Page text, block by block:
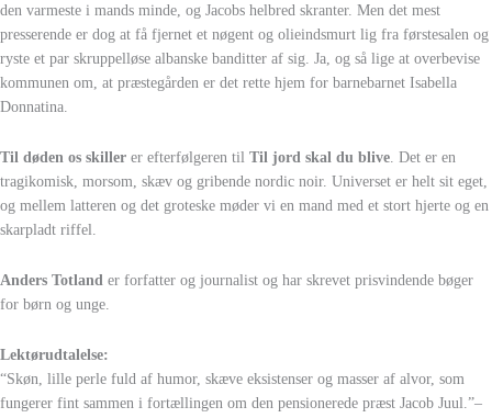
den varmeste i mands minde, og Jacobs helbred skranter. Men det mest
presserende er dog at få fjernet et nøgent og olieindsmurt lig fra førstesalen og
ryste et par skruppelløse albanske banditter af sig. Ja, og så lige at overbevise
kommunen om, at præstegården er det rette hjem for barnebarnet Isabella
Donnatina.
Til døden os skiller er efterfølgeren til Til jord skal du blive . Det er en
tragikomisk, morsom, skæv og gribende nordic noir. Universet er helt sit eget,
og mellem latteren og det groteske møder vi en mand med et stort hjerte og en
skarpladt riffel.
Anders Totland er forfatter og journalist og har skrevet prisvindende bøger
for børn og unge.
Lektørudtalelse:
“Skøn, lille perle fuld af humor, skæve eksistenser og masser af alvor, som
fungerer fint sammen i fortællingen om den pensionerede præst Jacob Juul.”–